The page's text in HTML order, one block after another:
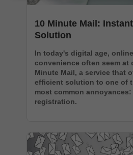
10 Minute Mail:
Solution
In today's digital age,
convenience often seem at
Minute Mail, a service that
efficient solution to one of
most common
registration.